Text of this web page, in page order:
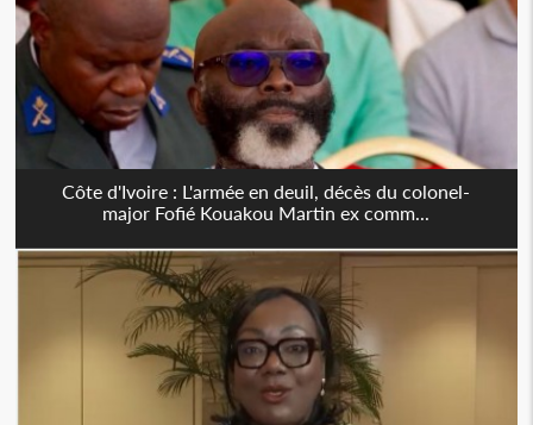
Côte d'Ivoire : L'armée en deuil, décès du colonel-
major Fofié Kouakou Martin ex comm...